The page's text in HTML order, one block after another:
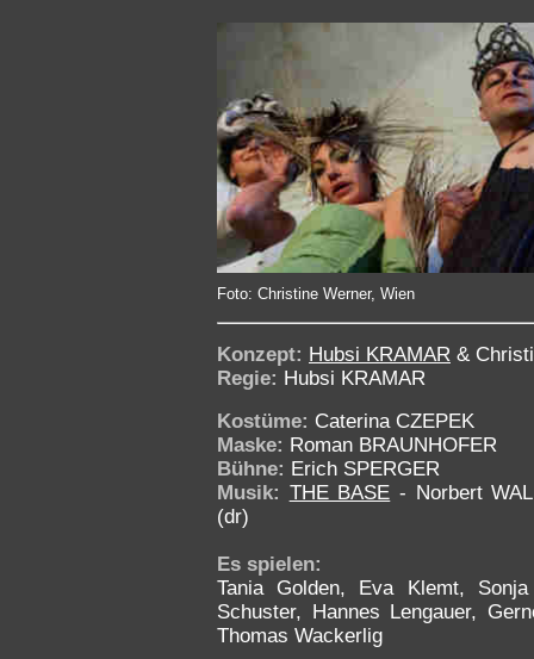
Foto: Christine Werner, Wien
Konzept: Hubsi KRAMAR &
Regie: Hubsi KRAMAR
Kostüme: Caterina CZEPEK
Maske: Roman BRAUNHOFER
Bühne: Erich SPERGER
Musik: THE BASE - Norbert
(dr)
Es spielen:
Tania Golden, Eva Klemt,
Schuster, Hannes Lengauer,
Thomas Wackerlig